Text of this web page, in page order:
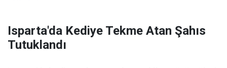
Isparta'da Kediye Tekme Atan Şahıs
Tutuklandı